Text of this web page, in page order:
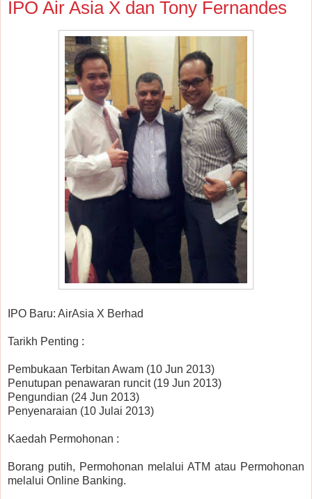
IPO Air Asia X dan Tony Fernandes
IPO Baru: AirAsia X Berhad
Tarikh Penting :
Pembukaan Terbitan Awam (10 Jun 2013)
Penutupan penawaran runcit (19 Jun 2013)
Pengundian (24 Jun 2013)
Penyenaraian (10 Julai 2013)
Kaedah Permohonan :
Borang putih, Permohonan melalui ATM atau Permohonan
melalui Online Banking.